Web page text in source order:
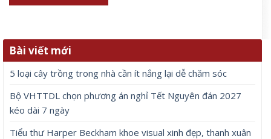
Bài viết mới
5 loại cây trồng trong nhà cần ít nắng lại dễ chăm sóc
Bộ VHTTDL chọn phương án nghỉ Tết Nguyên đán 2027
kéo dài 7 ngày
Tiểu thư Harper Beckham khoe visual xinh đẹp, thanh xuân